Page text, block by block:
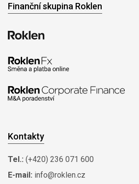
Finanční skupina Roklen
Kontakty
Tel.: (+420) 236 071 600
E-mail: info@roklen.cz